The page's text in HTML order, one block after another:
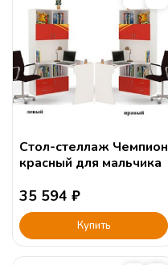
Стол-стеллаж Чемпион
красный для мальчика
35 594 ₽
Купить